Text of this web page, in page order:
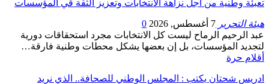
تعبئة وطنية من أجل نزاهة الانتخابات وتعزيز الثقة قي المؤسسات
هيئة التحرير 7 أغسطس, 2026
0
عبد الرحيم الرماح ليست كل الانتخابات مجرد استحقاقات دورية
لتجديد المؤسسات، بل إن بعضها يشكل محطات وطنية فارقة…
أقلام حرة
ادريس شحتان يكتب : المجلس الوطني للصحافة.. الذي نريد